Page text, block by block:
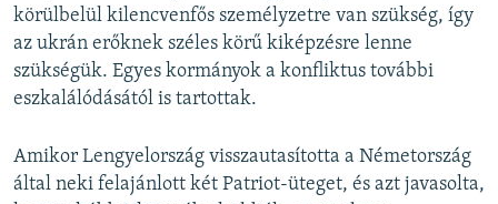
körülbelül kilencvenfős személyzetre van szükség, így
az ukrán erőknek széles körű kiképzésre lenne
szükségük. Egyes kormányok a konfliktus további
eszkalálódásától is tartottak.
Amikor Lengyelország visszautasította a Németország
által neki felajánlott két Patriot-üteget, és azt javasolta,